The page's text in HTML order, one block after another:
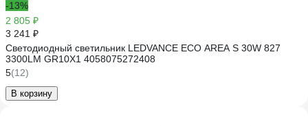
-13%
2 805 ₽
3 241 ₽
Светодиодный светильник LEDVANCE ECO AREA S 30W 827
3300LM GR10X1 4058075272408
5(12)
В корзину